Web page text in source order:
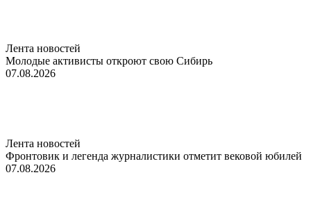
Лента новостей
Молодые активисты откроют свою Сибирь
07.08.2026
Лента новостей
Фронтовик и легенда журналистики отметит вековой юбилей
07.08.2026